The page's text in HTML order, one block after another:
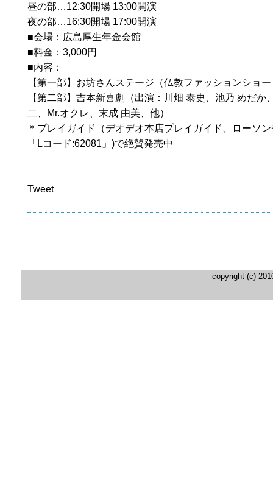
昼の部…12:30開場 13:00開演
夜の部…16:30開場 17:00開演
■会場：広島厚生年金会館
■料金：3,000円
■内容：
【第一部】お坊さんステージ（仏教ファッションショ
【第二部】吉本新喜劇（出演：川畑 泰史、池乃 めだか
二、Mr.オクレ、末成 由美、他）
＊プレイガイド（デオデオ本店プレイガイド、ローソ
「Lコード:62081」)で絶賛発売中
Tweet
copyright (c)